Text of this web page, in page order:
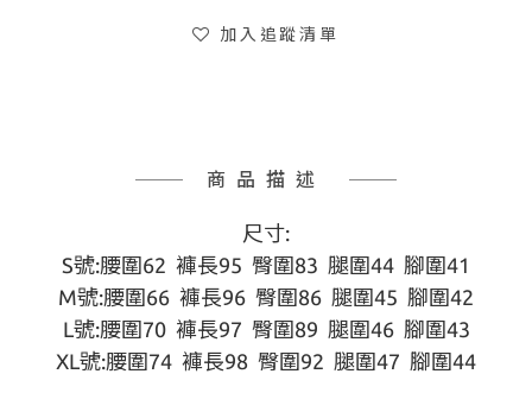
加入追蹤清單
商品描述
尺寸:
S號:腰圍62  褲長95  臀圍83  腿圍44  腳圍41
M號:腰圍66  褲長96  臀圍86  腿圍45  腳圍42
L號:腰圍70  褲長97  臀圍89  腿圍46  腳圍43
XL號:腰圍74  褲長98  臀圍92  腿圍47  腳圍44